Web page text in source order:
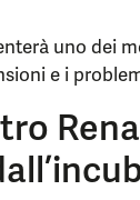
uno dei
e i